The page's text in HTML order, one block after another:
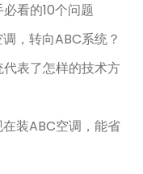
看的10个问题
，转向ABC系统？
表了怎样的技术方
装ABC空调，能省